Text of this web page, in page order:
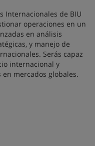
Internacionales de BIU
operaciones en un
en análisis
y manejo de
Serás capaz
internacional y
mercados globales.